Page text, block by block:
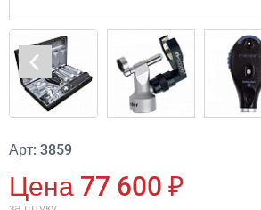
Арт: 3859
Цена 77 600 ₽
за штуку